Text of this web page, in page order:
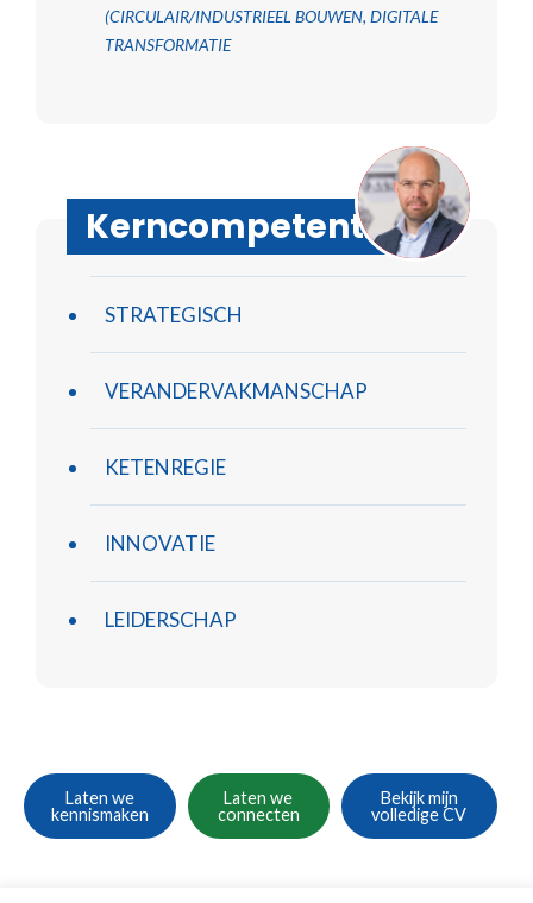
(CIRCULAIR/INDUSTRIEEL BOUWEN, DIGITALE
TRANSFORMATIE
Kerncompetenties
STRATEGISCH
VERANDERVAKMANSCHAP
KETENREGIE
INNOVATIE
LEIDERSCHAP
Bekijk mijn
volledige CV
Laten we
connecten
Laten we
kennismaken